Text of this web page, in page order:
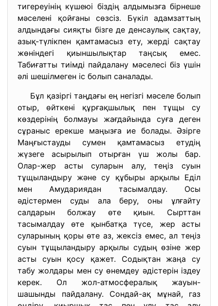
тигереуінің күшеюі біздің алдымызға бірнеше
мәселені қойғаны сөзсіз. Бүкіл адамзаттың
алдындағы сияқты бізге де денсаулық сақтау,
азық-түлікпен қамтамасыз ету, жерді сақтау
жөніндегі қиыншылықтар таңсық емес.
Табиғатты тиімді пайдалану мәселесі біз үшін
әлі шешілмеген іс болып саналады.
Бұл қазіргі таңдағы ең негізгі мәселе болып
отыр, өйткені құрғақшылық пен тұщы су
көздерінің болмауы жағдайында суға деген
сұраныс ерекше маңызға ие болады. Әзірге
Маңғыстауды сумен қамтамасыз етудің
жүзеге асырылып отырған үш жолы бар.
Олар-жер асты суларын алу, теңіз суын
тұщыландыру және су құбыры арқылы Еділ
мен Амудариядан тасымалдау. Осы
әдістермен суды ала беру, оны ұлғайту
салдарын болжау өте қиын. Сырттан
тасымалдау өте қынбатқа түсе, жер асты
суларының қоры өте аз, жексіз емес, ал теңіз
суын тұщыландыру арқылы судың өзіне жер
асты суын қосу қажет. Содықтан жаңа су
табу жолдары мен су өнемдеу әдістерін іздеу
керек. Ол жол-атмосфералық жауын-
шашынды пайдалану. Сондай-ақ мұнай, газ